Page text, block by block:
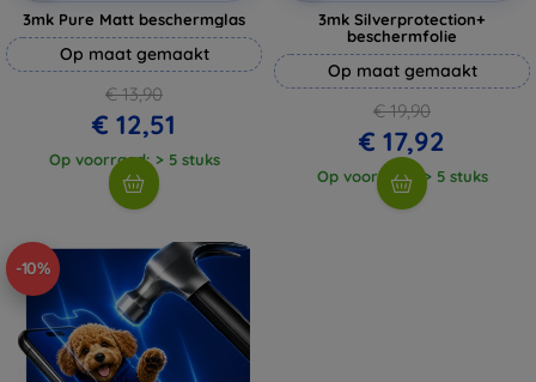
3mk Pure Matt beschermglas
Op maat gemaakt
€ 13,90
€ 12,51
Op voorraad: > 5 stuks
3mk Silverprotection+
beschermfolie
Op maat gemaakt
€ 19,90
€ 17,92
Op voorraad: > 5 stuks
-10%